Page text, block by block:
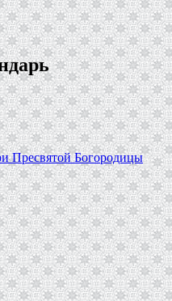
Пресвятой Богородицы